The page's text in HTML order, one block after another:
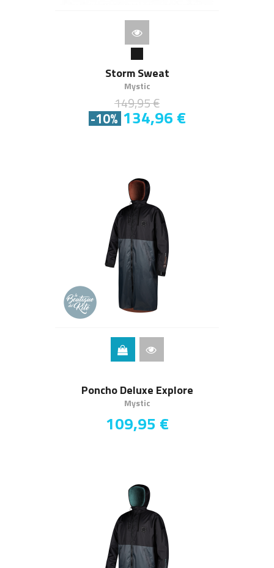
Storm Sweat
Mystic
149,95 €
-10% 134,96 €
Poncho Deluxe Explore
Mystic
109,95 €